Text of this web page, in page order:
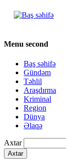
Menu second
Baş səhifə
Gündəm
Təhlil
Araşdırma
Kriminal
Region
Dünya
Əlaqə
Axtar